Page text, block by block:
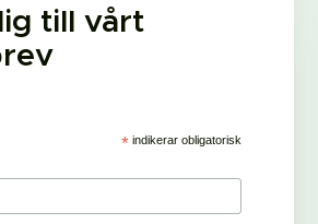
till vårt
* indikerar obligatorisk